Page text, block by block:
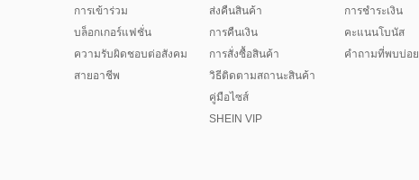
การเข้าร่วม
บล็อกเกอร์แฟชั่น
ความรับผิดชอบต่อสังคม
สายอาชีพ
ส่งคืนสินค้า
การคืนเงิน
การสั่งซื้อสินค้า
วิธีติดตามสถานะสินค้า
คู่มือไซส์
SHEIN VIP
การชำระเงิน
คะแนนโบนัส
คำถามที่พบบ่อย